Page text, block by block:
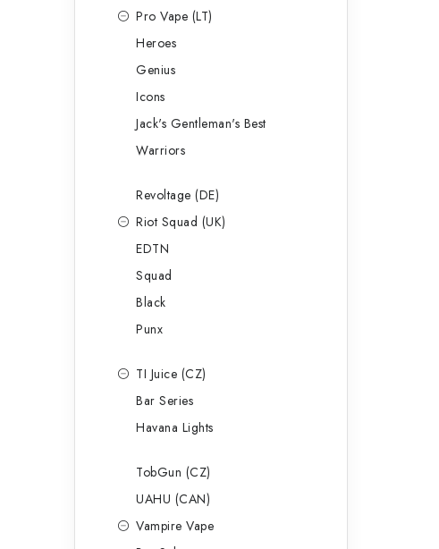
Pro Vape (LT)
Heroes
Genius
Icons
Jack's Gentleman's Best
Warriors
Revoltage (DE)
Riot Squad (UK)
EDTN
Squad
Black
Punx
TI Juice (CZ)
Bar Series
Havana Lights
TobGun (CZ)
UAHU (CAN)
Vampire Vape